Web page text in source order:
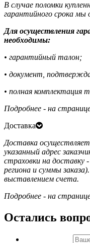
В случае поломки
гарантийного срока мы
Для осуществления
необходимы:
• гарантийный талон;
• документ,
• полная комплектация
Подробнее - на
Доставка
Доставка
указанный адрес
страховки на доставку
региона и суммы
выставлением счета.
Подробнее - на
Остались